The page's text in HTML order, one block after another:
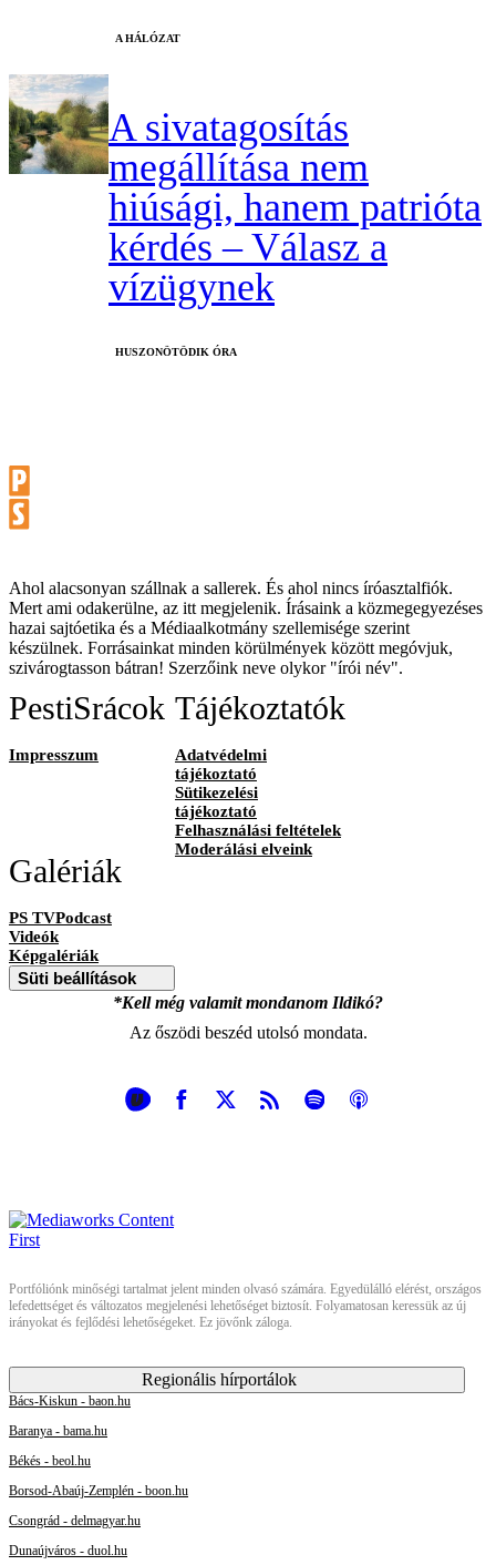
A HÁLÓZAT
A sivatagosítás
megállítása nem
hiúsági, hanem patrióta
kérdés – Válasz a
vízügynek
HUSZONÖTÖDIK ÓRA
Ahol alacsonyan szállnak a sallerek. És ahol nincs íróasztalfiók.
Mert ami odakerülne, az itt megjelenik. Írásaink a közmegegyezéses
hazai sajtóetika és a Médiaalkotmány szellemisége szerint
készülnek. Forrásainkat minden körülmények között megóvjuk,
szivárogtasson bátran! Szerzőink neve olykor "írói név".
PestiSrácok
Impresszum
Tájékoztatók
Adatvédelmi
tájékoztató
Sütikezelési
tájékoztató
Felhasználási feltételek
Moderálási elveink
Galériák
PS TVPodcast
Videók
Képgalériák
Süti beállítások
*Kell még valamit mondanom Ildikó?
Az őszödi beszéd utolsó mondata.
Portfóliónk minőségi tartalmat jelent minden olvasó számára. Egyedülálló elérést, országos
lefedettséget és változatos megjelenési lehetőséget biztosít. Folyamatosan keressük az új
irányokat és fejlődési lehetőségeket. Ez jövőnk záloga.
Regionális hírportálok
Bács-Kiskun - baon.hu
Baranya - bama.hu
Békés - beol.hu
Borsod-Abaúj-Zemplén - boon.hu
Csongrád - delmagyar.hu
Dunaújváros - duol.hu